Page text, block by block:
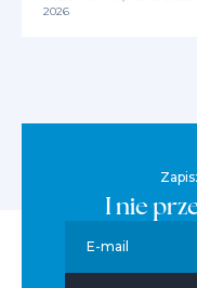
2026
I nie
E-mail